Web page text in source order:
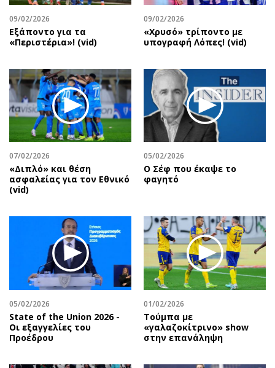
Περιβάλλον
Ελλάδα
Κόσμος
Πολιτισμός
Σινεμά
Θέατρο-Χορός
Μουσική
Εικαστικά
Βιβλίο
Χειρόγραφα
Ταξίδια
Συνταγές
Έξοδος
Εκπομπές
Wine routes
Podcasts
Uncut
Προσφορές
Προσωπικότητες στην ''Κ''
Επιστολές
09/02/2026
Εξάποντο για τα
«Περιστέρια»! (vid)
09/02/2026
«Χρυσό» τρίποντο με
υπογραφή Λόπες! (vid)
07/02/2026
«Διπλό» και θέση
ασφαλείας για τον Εθνικό
(vid)
05/02/2026
Ο Σέφ που έκαψε το
φαγητό
05/02/2026
State of the Union 2026 -
Οι εξαγγελίες του
Προέδρου
01/02/2026
Τούμπα με
«γαλαζοκίτρινο» show
στην επανάληψη